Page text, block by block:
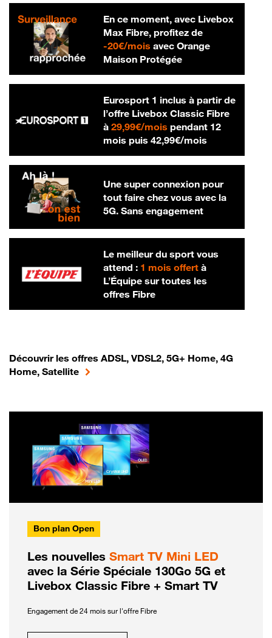
En ce moment, avec Livebox
Max Fibre, profitez de
-20€/mois20 € par mois
avec Orange
Maison Protégée
Eurosport 1 inclus à partir de
l’offre Livebox Classic Fibre
à 29,99€/mois29,99 € par mois
pendant 12
mois puis 42,99€/mois42,99 € par
Une super connexion pour
tout faire chez vous avec la
5G. Sans engagement
Le meilleur du sport vous
attend : 1 mois offertà
L’Équipe sur toutes les
offres Fibre
Découvrir les offres ADSL, VDSL2, 5G+ Home, 4G
Home, Satellite
Bon plan Open
Les nouvelles Smart TV Mini LED
avec la Série Spéciale 130Go 5G et
Livebox Classic Fibre + Smart TV
Engagement de 24 mois sur l'offre Fibre